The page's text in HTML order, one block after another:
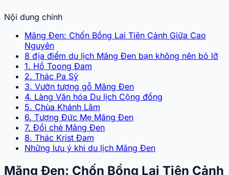
Nội dung chính
Măng Đen: Chốn Bồng Lai Tiên Cảnh Giữa Cao
Nguyên
8 địa điểm du lịch Măng Đen bạn không nên bỏ lỡ
1. Hồ Toong Đam
2. Thác Pa Sỹ
3. Vườn tượng gỗ Măng Đen
4. Làng Văn hóa Du lịch Cộng đồng
5. Chùa Khánh Lâm
6. Tượng Đức Mẹ Măng Đen
7. Đồi chè Măng Đen
8. Thác Krist Đam
Những lưu ý khi du lịch Măng Đen
Măng Đen: Chốn Bồng Lai Tiên Cảnh